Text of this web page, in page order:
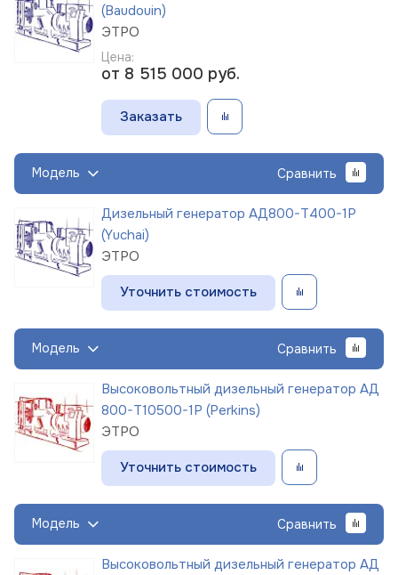
(Baudouin)
ЭТРО
Цена:
от 8 515 000 руб.
Заказать
Модель Сравнить
Дизельный генератор АД800-Т400-1Р
(Yuchai)
ЭТРО
Уточнить стоимость
Модель Сравнить
Высоковольтный дизельный генератор АД
800-Т10500-1Р (Perkins)
ЭТРО
Уточнить стоимость
Модель Сравнить
Высоковольтный дизельный генератор АД